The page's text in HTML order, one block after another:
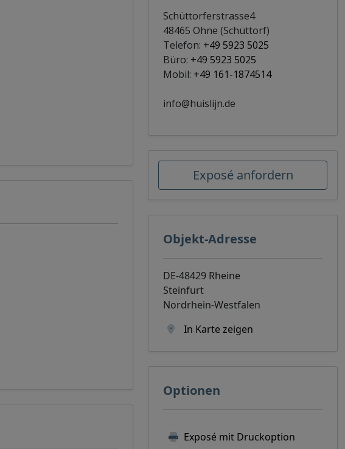
Schüttorferstrasse4
48465 Ohne (Schüttorf)
Telefon: +49 5923 5025
Büro: +49 5923 5025
Mobil: +49 161-1874514
info@huislijn.de
Exposé anfordern
Objekt-Adresse
DE-48429 Rheine
Steinfurt
Nordrhein-Westfalen
In Karte zeigen
Optionen
Exposé mit Druckoption